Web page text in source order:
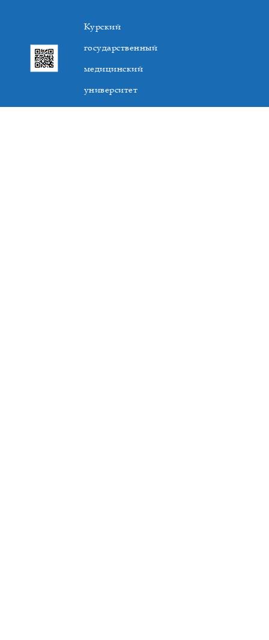
Курский
государственный
медицинский
университет